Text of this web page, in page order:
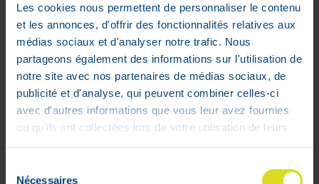
Les cookies nous permettent de personnaliser le contenu
et les annonces, d'offrir des fonctionnalités relatives aux
médias sociaux et d'analyser notre trafic. Nous
partageons également des informations sur l'utilisation de
notre site avec nos partenaires de médias sociaux, de
publicité et d'analyse, qui peuvent combiner celles-ci
avec d'autres informations que vous leur avez fournies
ou qu'ils ont collectées lors de votre utilisation de leurs
services.
Nécessaires
Conseils d'utilisation :
Deux modes d'utilisations :
Ajouter 2 ou 3 gouttes d’actif concentré
directement à la crème dans la paume
de la main et mélanger.
Appliquer 2 ou 3 gouttes d’actif
concentré directement sur le visage, puis
utiliser la crème.
Formulé pour réduire les risques